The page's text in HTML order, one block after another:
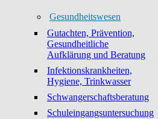
Gesundheitswesen
Gutachten, Prävention,
Gesundheitliche
Aufklärung und Beratung
Infektionskrankheiten,
Hygiene, Trinkwasser
Schwangerschaftsberatung
Schuleingangsuntersuchung